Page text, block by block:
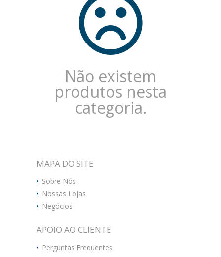
Não existem
produtos nesta
categoria.
MAPA DO SITE
Sobre Nós
Nossas Lojas
Negócios
APOIO AO CLIENTE
Perguntas Frequentes